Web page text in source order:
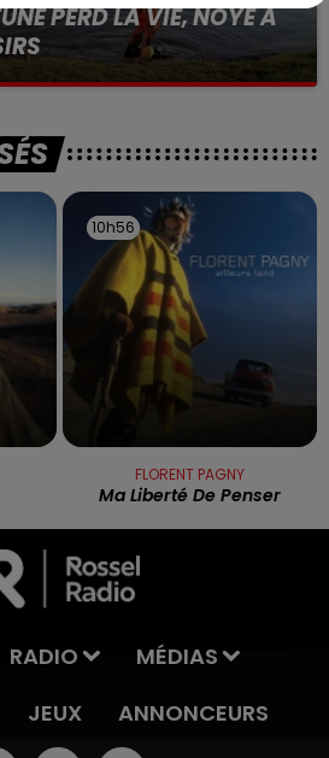
PERD LA VIE, NOYÉ À
pic
10h56
10h56
FLORENT PAGNY
Ma Liberté De Penser
RADIO
MÉDIAS
JEUX ANNONCEURS